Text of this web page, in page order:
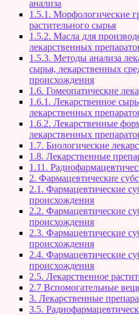
анализа
1.5.1. Морфологические
растительного сырья
1.5.2. Масла для
лекарственных
1.5.3. Методы анализа
сырья, лекарственных
происхождения
1.6. Гомеопатические
1.6.1. Лекарственное
лекарственных
1.6.2. Лекарственные
лекарственных
1.7. Биологические
1.8. Лекарственные
1.11.
2. Фармацевтические
2.1. Фармацевтические
происхождения
2.2. Фармацевтические
происхождения
2.3. Фармацевтические
происхождения
2.4. Фармацевтические
происхождения
2.5. Лекарственное
2.7 Вспомогательные
3. Лекарственные
3.5.